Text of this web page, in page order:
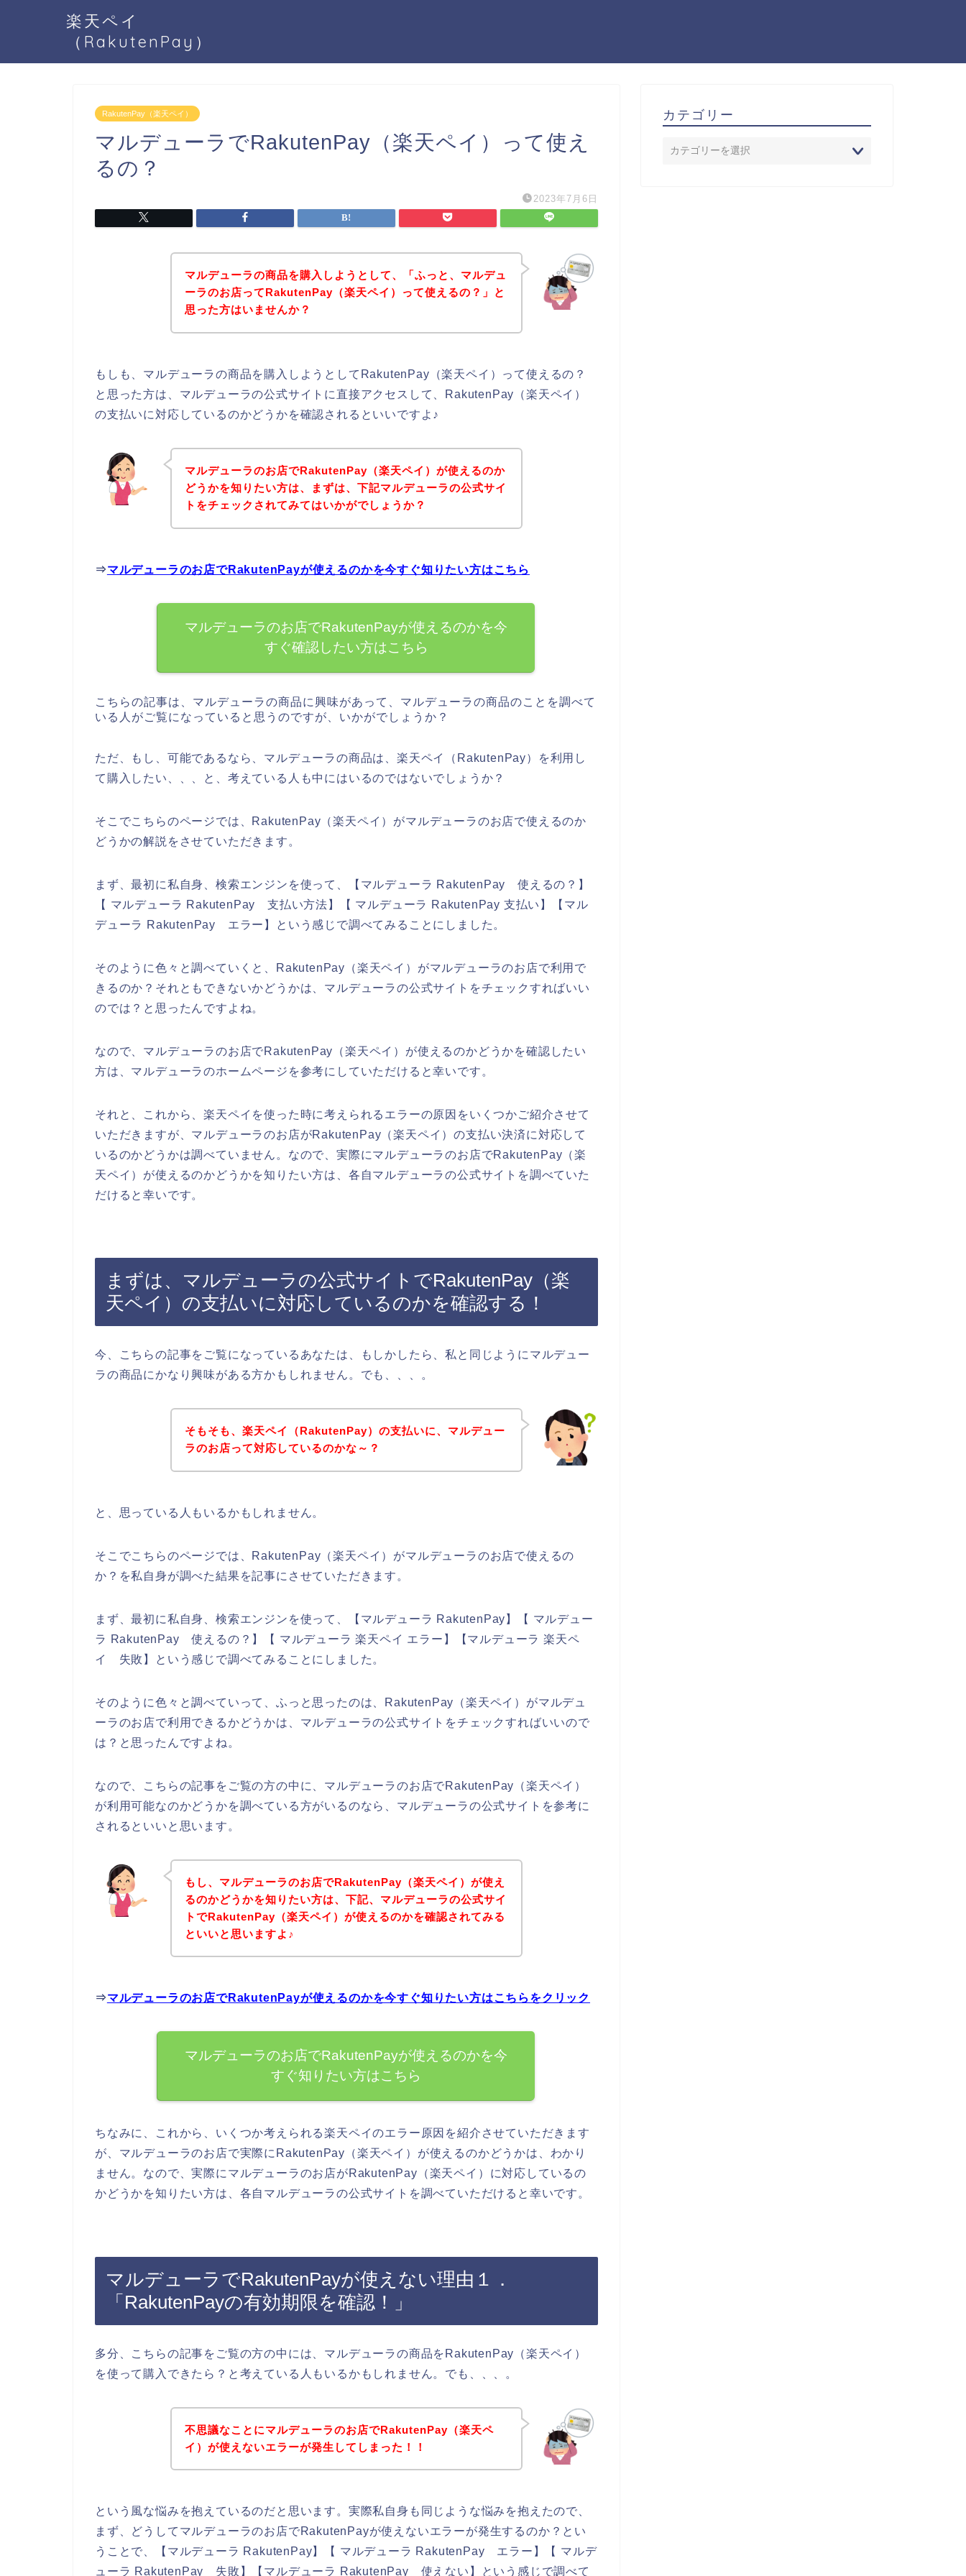
楽天ペイ
（RakutenPay）
RakutenPay（楽天ペイ）
マルデューラでRakutenPay（楽天ペイ）って使え
るの？
2023年7月6日
マルデューラの商品を購入しようとして、「ふっと、マルデュ
ーラのお店ってRakutenPay（楽天ペイ）って使えるの？」と
思った方はいませんか？
もしも、マルデューラの商品を購入しようとしてRakutenPay（楽天ペイ）って使えるの？
と思った方は、マルデューラの公式サイトに直接アクセスして、RakutenPay（楽天ペイ）
の支払いに対応しているのかどうかを確認されるといいですよ♪
マルデューラのお店でRakutenPay（楽天ペイ）が使えるのか
どうかを知りたい方は、まずは、下記マルデューラの公式サイ
トをチェックされてみてはいかがでしょうか？
⇒マルデューラのお店でRakutenPayが使えるのかを今すぐ知りたい方はこちら
マルデューラのお店でRakutenPayが使えるのかを今
すぐ確認したい方はこちら
こちらの記事は、マルデューラの商品に興味があって、マルデューラの商品のことを調べて
いる人がご覧になっていると思うのですが、いかがでしょうか？
ただ、もし、可能であるなら、マルデューラの商品は、楽天ペイ（RakutenPay）を利用し
て購入したい、、、と、考えている人も中にはいるのではないでしょうか？
そこでこちらのページでは、RakutenPay（楽天ペイ）がマルデューラのお店で使えるのか
どうかの解説をさせていただきます。
まず、最初に私自身、検索エンジンを使って、【マルデューラ RakutenPay 使えるの？】
【 マルデューラ RakutenPay 支払い方法】【 マルデューラ RakutenPay 支払い】【マル
デューラ RakutenPay エラー】という感じで調べてみることにしました。
そのように色々と調べていくと、RakutenPay（楽天ペイ）がマルデューラのお店で利用で
きるのか？それともできないかどうかは、マルデューラの公式サイトをチェックすればいい
のでは？と思ったんですよね。
なので、マルデューラのお店でRakutenPay（楽天ペイ）が使えるのかどうかを確認したい
方は、マルデューラのホームページを参考にしていただけると幸いです。
それと、これから、楽天ペイを使った時に考えられるエラーの原因をいくつかご紹介させて
いただきますが、マルデューラのお店がRakutenPay（楽天ペイ）の支払い決済に対応して
いるのかどうかは調べていません。なので、実際にマルデューラのお店でRakutenPay（楽
天ペイ）が使えるのかどうかを知りたい方は、各自マルデューラの公式サイトを調べていた
だけると幸いです。
まずは、マルデューラの公式サイトでRakutenPay（楽
天ペイ）の支払いに対応しているのかを確認する！
今、こちらの記事をご覧になっているあなたは、もしかしたら、私と同じようにマルデュー
ラの商品にかなり興味がある方かもしれません。でも、、、。
そもそも、楽天ペイ（RakutenPay）の支払いに、マルデュー
ラのお店って対応しているのかな～？
と、思っている人もいるかもしれません。
そこでこちらのページでは、RakutenPay（楽天ペイ）がマルデューラのお店で使えるの
か？を私自身が調べた結果を記事にさせていただきます。
まず、最初に私自身、検索エンジンを使って、【マルデューラ RakutenPay】【 マルデュー
ラ RakutenPay 使えるの？】【 マルデューラ 楽天ペイ エラー】【マルデューラ 楽天ペ
イ 失敗】という感じで調べてみることにしました。
そのように色々と調べていって、ふっと思ったのは、RakutenPay（楽天ペイ）がマルデュ
ーラのお店で利用できるかどうかは、マルデューラの公式サイトをチェックすればいいので
は？と思ったんですよね。
なので、こちらの記事をご覧の方の中に、マルデューラのお店でRakutenPay（楽天ペイ）
が利用可能なのかどうかを調べている方がいるのなら、マルデューラの公式サイトを参考に
されるといいと思います。
もし、マルデューラのお店でRakutenPay（楽天ペイ）が使え
るのかどうかを知りたい方は、下記、マルデューラの公式サイ
トでRakutenPay（楽天ペイ）が使えるのかを確認されてみる
といいと思いますよ♪
⇒マルデューラのお店でRakutenPayが使えるのかを今すぐ知りたい方はこちらをクリック
マルデューラのお店でRakutenPayが使えるのかを今
すぐ知りたい方はこちら
ちなみに、これから、いくつか考えられる楽天ペイのエラー原因を紹介させていただきます
が、マルデューラのお店で実際にRakutenPay（楽天ペイ）が使えるのかどうかは、わかり
ません。なので、実際にマルデューラのお店がRakutenPay（楽天ペイ）に対応しているの
かどうかを知りたい方は、各自マルデューラの公式サイトを調べていただけると幸いです。
マルデューラでRakutenPayが使えない理由１．
「RakutenPayの有効期限を確認！」
多分、こちらの記事をご覧の方の中には、マルデューラの商品をRakutenPay（楽天ペイ）
を使って購入できたら？と考えている人もいるかもしれません。でも、、、。
不思議なことにマルデューラのお店でRakutenPay（楽天ペ
イ）が使えないエラーが発生してしまった！！
という風な悩みを抱えているのだと思います。実際私自身も同じような悩みを抱えたので、
まず、どうしてマルデューラのお店でRakutenPayが使えないエラーが発生するのか？とい
うことで、【マルデューラ RakutenPay】【 マルデューラ RakutenPay エラー】【 マルデ
ューラ RakutenPay 失敗】【マルデューラ RakutenPay 使えない】という感じで調べて
カテゴリー